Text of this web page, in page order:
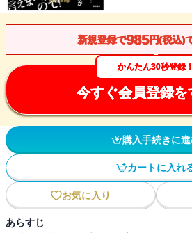
新規登録で985円(税込)
かんたん30秒登録！
今すぐ会員登録を
購入手続きに
カートに入れ
お気に入り
あらすじ